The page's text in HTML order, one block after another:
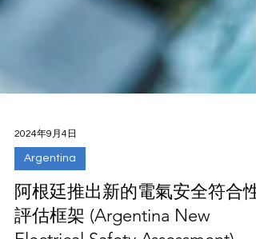
2024年9月4日
Argentina